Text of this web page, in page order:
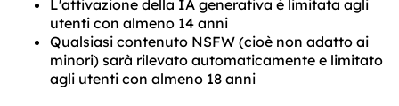
L'attivazione della IA generativa è limitata agli
utenti con almeno 14 anni
Qualsiasi contenuto NSFW (cioè non adatto ai
minori) sarà rilevato automaticamente e limitato
agli utenti con almeno 18 anni